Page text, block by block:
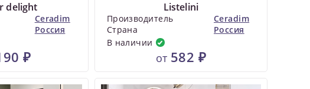
delight
Ceradim
Россия
₽
Listelini
Производитель
Ceradim
Страна
Россия
В наличии
от 582 ₽